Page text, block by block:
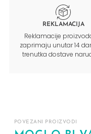
REKLAMACIJA
Reklamacije
zaprimaju unutar 14
trenutka dostave
POVEZANI PROIZVODI